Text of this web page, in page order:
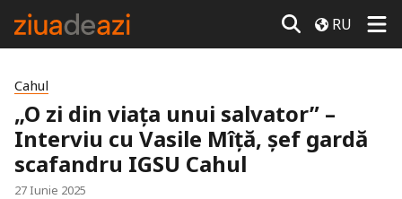
RU
Cahul
„O zi din viața unui salvator” –
Interviu cu Vasile Mîță, șef gardă
scafandru IGSU Cahul
27 Iunie 2025